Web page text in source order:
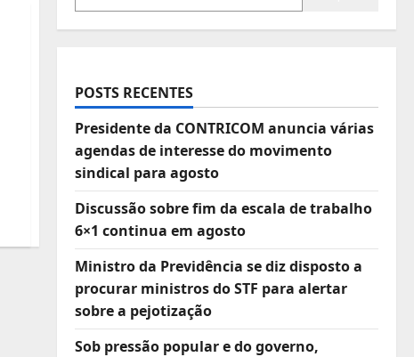
POSTS RECENTES
Presidente da CONTRICOM anuncia várias
agendas de interesse do movimento
sindical para agosto
Discussão sobre fim da escala de trabalho
6×1 continua em agosto
Ministro da Previdência se diz disposto a
procurar ministros do STF para alertar
sobre a pejotização
Sob pressão popular e do governo,